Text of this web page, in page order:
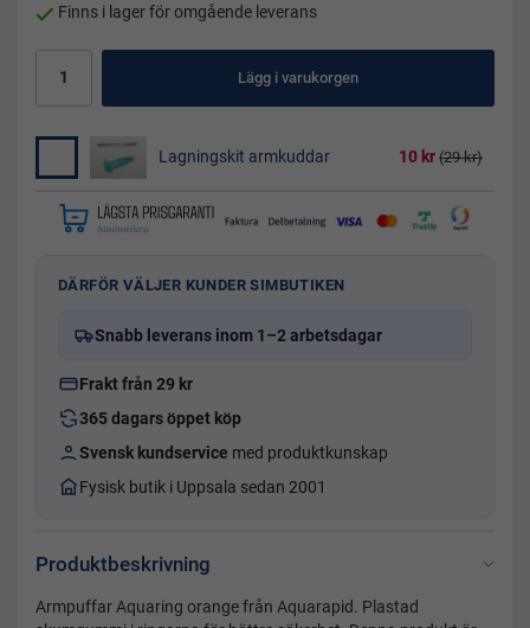
Finns i lager för omgående leverans
Lägg i varukorgen
Lagningskit armkuddar 10 kr (29 kr)
DÄRFÖR VÄLJER KUNDER SIMBUTIKEN
Snabb leverans inom 1–2 arbetsdagar
Frakt från 29 kr
365 dagars öppet köp
Svensk kundservice med produktkunskap
Fysisk butik i Uppsala sedan 2001
Produktbeskrivning
Armpuffar Aquaring orange från Aquarapid. Plastad